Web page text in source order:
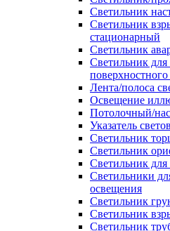
Светильник
Светильник
стационарный
Светильник
Светильник для
Лента/полоса
Освещение
Потолочный/
Указатель
Светильник
Светильник
Светильник
Светильники
освещения
Светильник
Светильник
Светильник